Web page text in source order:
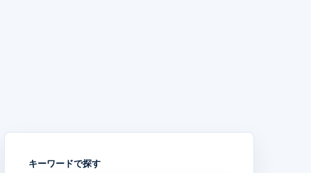
キーワードで探す